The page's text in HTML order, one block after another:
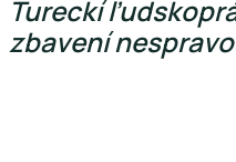
Tureckí
zbavení